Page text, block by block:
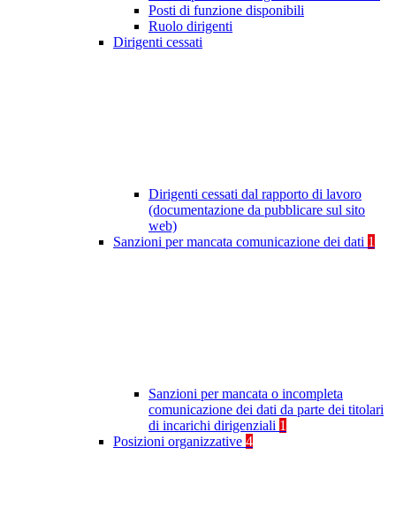
Posti di funzione disponibili
Ruolo dirigenti
Dirigenti cessati
Dirigenti cessati dal rapporto di lavoro
(documentazione da pubblicare sul sito
web)
Sanzioni per mancata comunicazione dei dati 1
Sanzioni per mancata o incompleta
comunicazione dei dati da parte dei titolari
di incarichi dirigenziali 1
Posizioni organizzative 4